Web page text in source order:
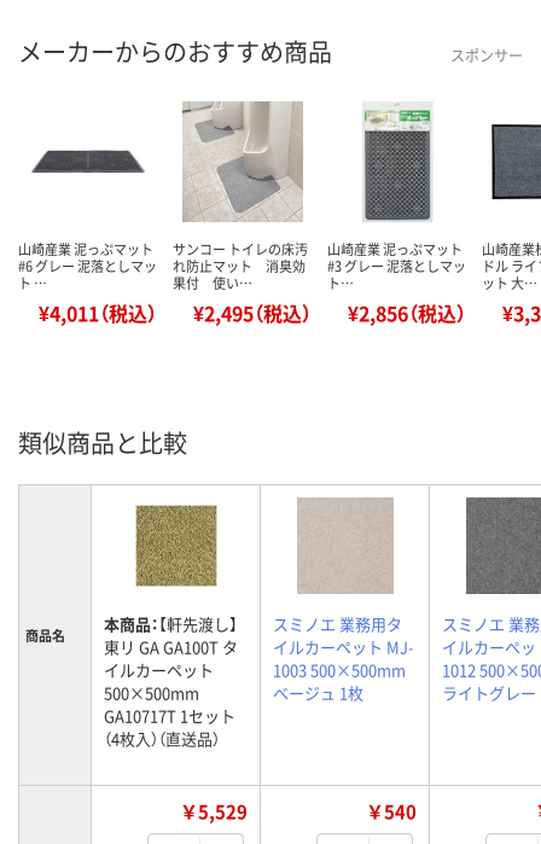
メーカーからのおすすめ商品 スポンサー
山崎産業 泥っぷマット
#6 グレー 泥落としマッ
ト …
¥4,011（税込）
サンコー トイレの床汚
れ防止マット 消臭効
果付 使い…
¥2,495（税込）
山崎産業 泥っぷマット
#3 グレー 泥落としマッ
ト…
¥2,856（税込）
山崎産業
ドル ラ
ット 大…
類似商品と比較
商品名 本商品：【軒先渡し】
東リ GA GA100T タ
イルカーペット
500×500mm
GA10717T 1セット
（4枚入）（直送品）
スミノエ 業務用タ
イルカーペット MJ-
1003 500×500mm
ベージュ 1枚
スミノエ 業
イルカーペ
1012
ライトグレー
￥5,529 ￥540